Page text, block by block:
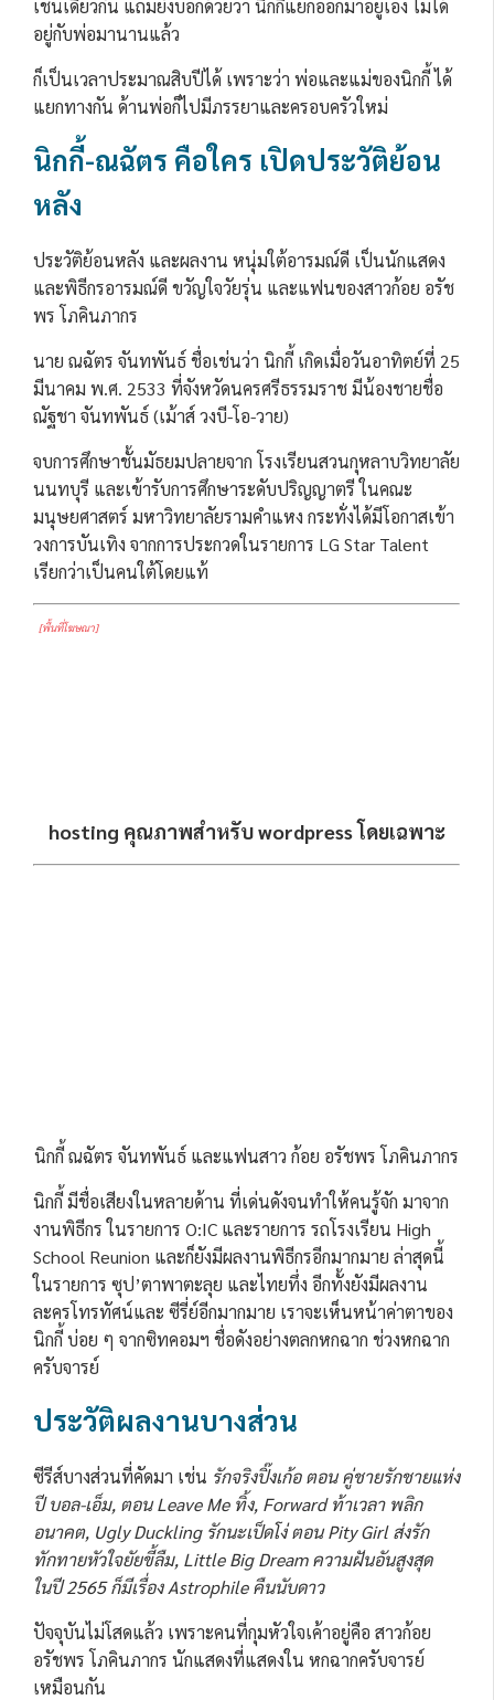
เช่นเดียวกัน แถมยังบอกด้วยว่า นิกกี้แยกออกมาอยู่เอง ไม่ได้
อยู่กับพ่อมานานแล้ว
ก็เป็นเวลาประมาณสิบปีได้ เพราะว่า พ่อและแม่ของนิกกี้ ได้
แยกทางกัน ด้านพ่อก็ไปมีภรรยาและครอบครัวใหม่
นิกกี้-ณฉัตร คือใคร เปิดประวัติย้อน
หลัง
ประวัติย้อนหลัง และผลงาน หนุ่มใต้อารมณ์ดี เป็นนักแสดง
และพิธีกรอารมณ์ดี ขวัญใจวัยรุ่น และแฟนของสาวก้อย อรัช
พร โภคินภากร
นาย ณฉัตร จันทพันธ์ ชื่อเช่นว่า นิกกี้ เกิดเมื่อวันอาทิตย์ที่ 25
มีนาคม พ.ศ. 2533 ที่จังหวัดนครศรีธรรมราช มีน้องชายชื่อ
ณัฐชา จันทพันธ์ (เม้าส์ วงบี-โอ-วาย)
จบการศึกษาชั้นมัธยมปลายจาก โรงเรียนสวนกุหลาบวิทยาลัย
นนทบุรี และเข้ารับการศึกษาระดับปริญญาตรี ในคณะ
มนุษยศาสตร์ มหาวิทยาลัยรามคำแหง กระทั่งได้มีโอกาสเข้า
วงการบันเทิง จากการประกวดในรายการ LG Star Talent
เรียกว่าเป็นคนใต้โดยแท้
[พื้นที่โฆษณา]
hosting คุณภาพสำหรับ wordpress โดยเฉพาะ
นิกกี้ ณฉัตร จันทพันธ์ และแฟนสาว ก้อย อรัชพร โภคินภากร
นิกกี้ มีชื่อเสียงในหลายด้าน ที่เด่นดังจนทำให้คนรู้จัก มาจาก
งานพิธีกร ในรายการ O:IC และรายการ รถโรงเรียน High
School Reunion และก็ยังมีผลงานพิธีกรอีกมากมาย ล่าสุดนี้
ในรายการ ซุป’ตาพาตะลุย และไทยทึ่ง อีกทั้งยังมีผลงาน
ละครโทรทัศน์และ ซีรี่ย์อีกมากมาย เราจะเห็นหน้าค่าตาของ
นิกกี้ บ่อย ๆ จากซิทคอมฯ ชื่อดังอย่างตลกหกฉาก ช่วงหกฉาก
ครับจารย์
ประวัติผลงานบางส่วน
ซีรีส์บางส่วนที่คัดมา เช่น รักจริงปิ๊งเก้อ ตอน คู่ชายรักชายแห่ง
ปี บอล-เอ็ม, ตอน Leave Me ทิ้ง, Forward ท้าเวลา พลิก
อนาคต, Ugly Duckling รักนะเป็ดโง่ ตอน Pity Girl ส่งรัก
ทักทายหัวใจยัยขี้ลืม, Little Big Dream ความฝันอันสูงสุด
ในปี 2565 ก็มีเรื่อง Astrophile คืนนับดาว
ปัจจุบันไม่โสดแล้ว เพราะคนที่กุมหัวใจเค้าอยู่คือ สาวก้อย
อรัชพร โภคินภากร นักแสดงที่แสดงใน หกฉากครับจารย์
เหมือนกัน